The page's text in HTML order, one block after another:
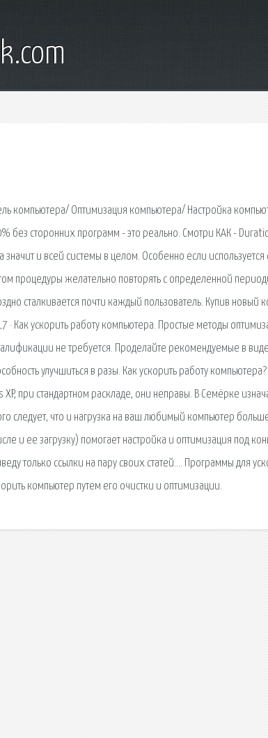
компьютера/ Оптимизация компьютера/ Настройка
без сторонних программ - это реально. Смотри КАК -
значит и всей системы в целом. Особенно если
процедуры желательно повторять с определенной
сталкивается почти каждый пользователь. Купив новый
· Как ускорить работу компьютера. Простые методы
не требуется. Проделайте рекомендуемые в
улучшиться в разы. Как ускорить работу
при стандартном раскладе, они неправы. В Семёрке
следует, что и нагрузка на ваш любимый компьютер
и ее загрузку) помогает настройка и оптимизация под
только ссылки на пару своих статей…. Программы для
компьютер путем его очистки и оптимизации.